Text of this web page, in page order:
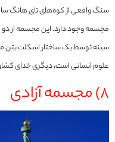
سنگ واقعی از کوه‌های تای هانگ
مجسمه وجود دارد. این مجسمه از
سینه توسط یک ساختار اسکلت بتن
علوم انسانی است، دیگری خدای
8) مجسمه آزادی